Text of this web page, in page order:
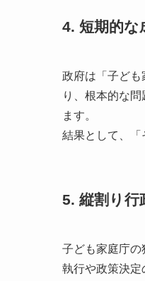
4. 短期的な
政府は「子ども
り、根本的な
ます。
結果として、「
5. 縦割り行
子ども家庭庁
執行や政策決定